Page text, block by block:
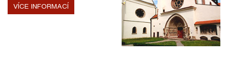
VÍCE INFORMACÍ